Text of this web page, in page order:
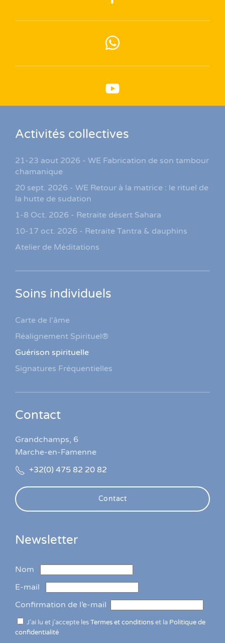
Activités collectives
21-23 aout 2026 - WE Fabrication de son tambour
chamanique
20 sept. 2026 - WE Retour à la matrice : le rituel de
la hutte de sudation
1-8 Oct. 2026 - Retraite désert Sahara
10-17 oct. 2026 - Retraite Tantra & dauphins
Atelier de Méditations
Soins individuels
Carte de l'âme
Réalignement Spirituel®
Guérison spirituelle
Signatures Fréquentielles
Contact
Grandchamps, 6
Marche-en-Famenne
+32(0) 475 82 20 82
Contact
Newsletter
Nom
E-mail
Confirmation de l’e-mail
J’ai lu et j’accepte lesTermes et conditionset la Politique de
confidentialité